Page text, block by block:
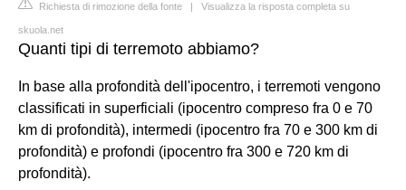
Richiesta di rimozione della fonte | Visualizza la risposta completa su
skuola.net
Quanti tipi di terremoto abbiamo?
In base alla profondità dell'ipocentro, i terremoti vengono
classificati in superficiali (ipocentro compreso fra 0 e 70
km di profondità), intermedi (ipocentro fra 70 e 300 km di
profondità) e profondi (ipocentro fra 300 e 720 km di
profondità).